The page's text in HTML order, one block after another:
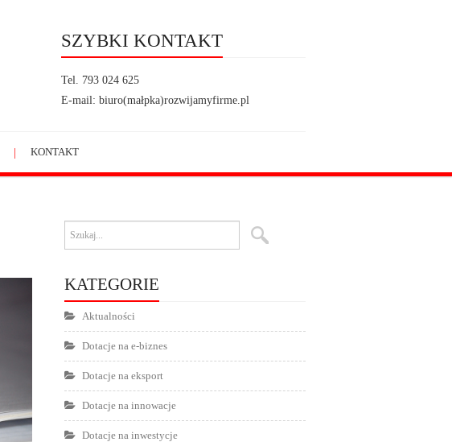
SZYBKI KONTAKT
Tel. 793 024 625
E-mail: biuro(małpka)rozwijamyfirme.pl
KONTAKT
KATEGORIE
Aktualności
Dotacje na e-biznes
Dotacje na eksport
Dotacje na innowacje
Dotacje na inwestycje